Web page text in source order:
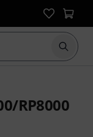
Suche
RP8000